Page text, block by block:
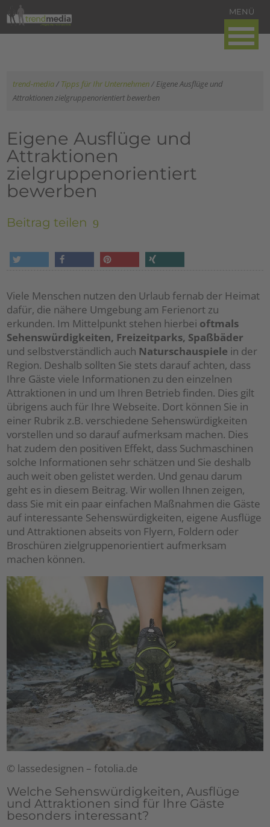
trend-media/ Tipps für Ihr Unternehmen/ Eigene Ausflüge und
Attraktionen zielgruppenorientiert bewerben
Eigene Ausflüge und
Attraktionen
zielgruppenorientiert
bewerben
Beitrag teilen
Viele Menschen nutzen den Urlaub fernab der Heimat
dafür, die nähere Umgebung am Ferienort zu
erkunden. Im Mittelpunkt stehen hierbei oftmals
Sehenswürdigkeiten, Freizeitparks, Spaßbäder
und selbstverständlich auch Naturschauspiele in der
Region. Deshalb sollten Sie stets darauf achten, dass
Ihre Gäste viele Informationen zu den einzelnen
Attraktionen in und um Ihren Betrieb finden. Dies gilt
übrigens auch für Ihre Webseite. Dort können Sie in
einer Rubrik z.B. verschiedene Sehenswürdigkeiten
vorstellen und so darauf aufmerksam machen. Dies
hat zudem den positiven Effekt, dass Suchmaschinen
solche Informationen sehr schätzen und Sie deshalb
auch weit oben gelistet werden. Und genau darum
geht es in diesem Beitrag. Wir wollen Ihnen zeigen,
dass Sie mit ein paar einfachen Maßnahmen die Gäste
auf interessante Sehenswürdigkeiten, eigene Ausflüge
und Attraktionen abseits von Flyern, Foldern oder
Broschüren zielgruppenorientiert aufmerksam
machen können.
© lassedesignen – fotolia.de
Welche Sehenswürdigkeiten, Ausflüge
und Attraktionen sind für Ihre Gäste
besonders interessant?